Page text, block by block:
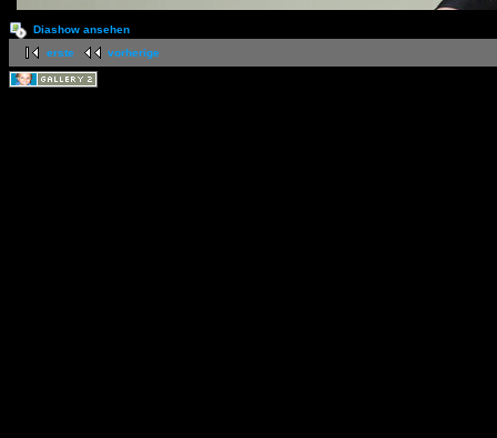
Diashow ansehen
erste
vorherige